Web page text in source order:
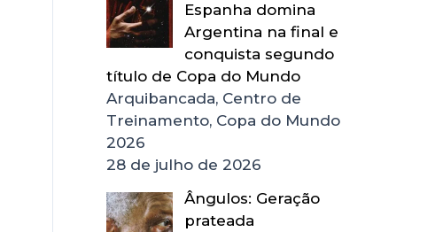
Espanha domina
Argentina na final e
conquista segundo
título de Copa do Mundo
Arquibancada, Centro de
Treinamento, Copa do Mundo
2026
28 de julho de 2026
Ângulos: Geração
prateada